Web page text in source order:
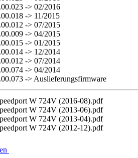
-> 02/2016
-> 11/2015
-> 07/2015
-> 04/2015
-> 01/2015
-> 12/2014
-> 07/2014
-> 04/2014
-> Auslieferungsfirmware
W 724V (2016-08).pdf
W 724V (2013-06).pdf
W 724V (2013-04).pdf
W 724V (2012-12).pdf